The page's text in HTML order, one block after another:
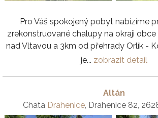
Pro Váš spokojený pobyt nabízíme
zrekonstruované chalupy na okraji obce
nad Vltavou a 3km od přehrady Orlík -
je... zobrazit detail
Altán
Chata Drahenice , Drahenice 82,